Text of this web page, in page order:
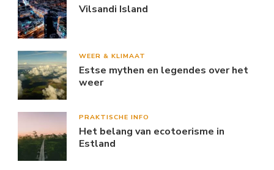
Vilsandi Island
WEER & KLIMAAT
Estse mythen en legendes over het
weer
PRAKTISCHE INFO
Het belang van ecotoerisme in
Estland